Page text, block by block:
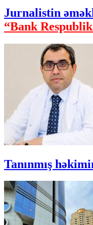
Jurnalistin
“Bank
Tanınmış